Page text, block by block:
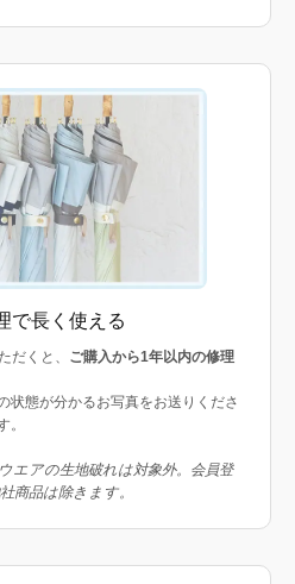
で長く使える
だくと、 ご購入から1年以内の修理
状態が分かるお写真をお送りくださ
。
エアの生地破れは対象外。会員登
商品は除きます。